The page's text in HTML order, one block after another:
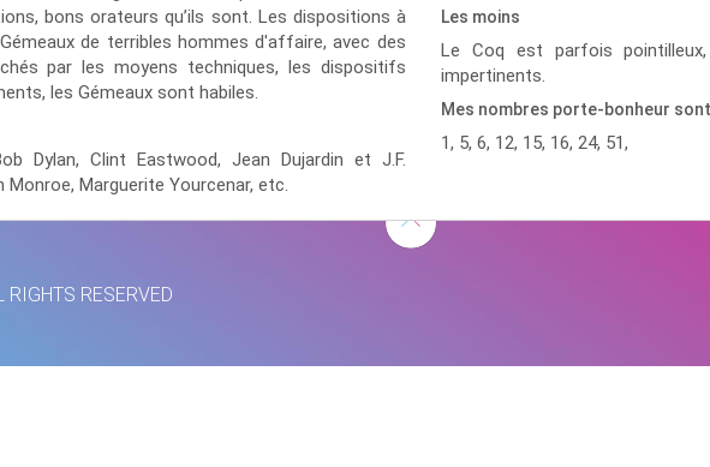
bons orateurs qu’ils sont. Les dispositions à
de terribles hommes d'affaire, avec des
par les moyens techniques, les dispositifs
les Gémeaux sont habiles.
Dylan, Clint Eastwood, Jean Dujardin et J.F.
Monroe, Marguerite Yourcenar, etc.
Les moins
Le Coq est parfois
impertinents.
Mes nombres porte-bonheur sont
1, 5, 6, 12, 15, 16, 24, 51,
RESERVED